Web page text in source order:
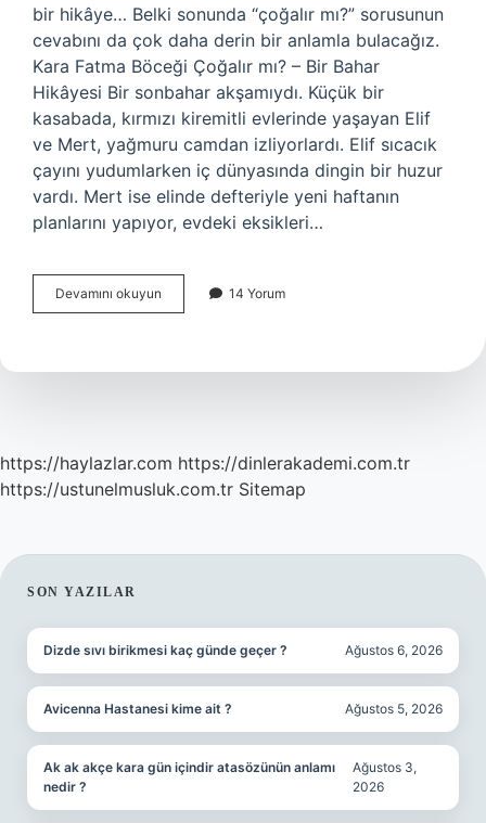
bir hikâye… Belki sonunda “çoğalır mı?” sorusunun
cevabını da çok daha derin bir anlamla bulacağız.
Kara Fatma Böceği Çoğalır mı? – Bir Bahar
Hikâyesi Bir sonbahar akşamıydı. Küçük bir
kasabada, kırmızı kiremitli evlerinde yaşayan Elif
ve Mert, yağmuru camdan izliyorlardı. Elif sıcacık
çayını yudumlarken iç dünyasında dingin bir huzur
vardı. Mert ise elinde defteriyle yeni haftanın
planlarını yapıyor, evdeki eksikleri…
Devamını okuyun
Fatma
mı
14 Yorum
https://haylazlar.com https://dinlerakademi.com.tr
https://ustunelmusluk.com.tr Sitemap
SIDEBAR
SON YAZILAR
Dizde sıvı birikmesi kaç günde geçer ? Ağustos 6, 2026
Avicenna Hastanesi kime ait ? Ağustos 5, 2026
Ak ak akçe kara gün içindir atasözünün anlamı
nedir ?
Ağustos 3,
2026